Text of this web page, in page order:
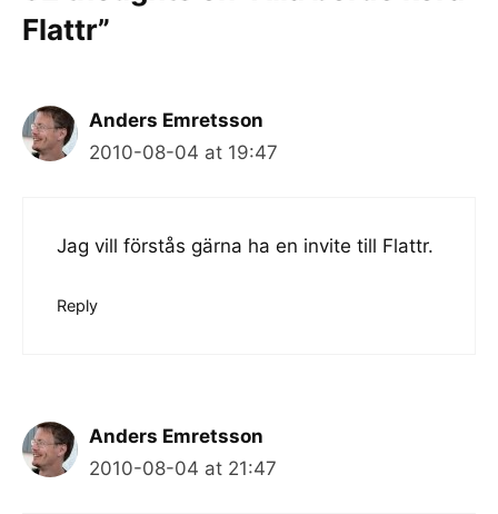
Flattr”
Anders Emretsson
2010-08-04 at 19:47
Jag vill förstås gärna ha en invite till Flattr.
Reply
Anders Emretsson
2010-08-04 at 21:47